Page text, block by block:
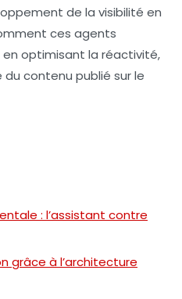
de la visibilité en
ces agents
en optimisant la réactivité,
contenu publié sur le
: l’assistant contre
grâce à l’architecture